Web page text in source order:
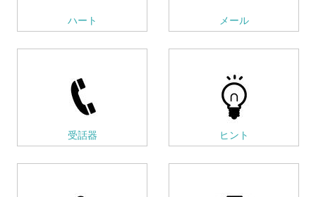
ハート メール
受話器 ヒント